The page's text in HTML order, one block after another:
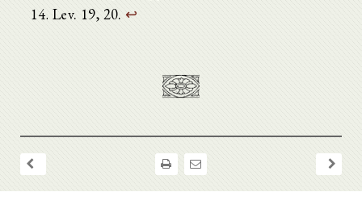
Lev. 19, 20. ↩